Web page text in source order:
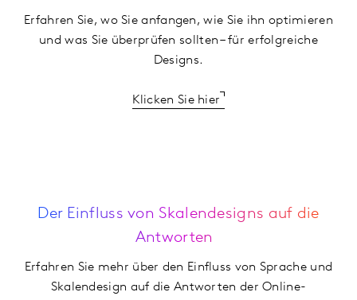
Erfahren Sie, wo Sie anfangen, wie Sie ihn optimieren
und was Sie überprüfen sollten – für erfolgreiche
Designs.
Klicken Sie hier
Der Einfluss von Skalendesigns auf die
Antworten
Erfahren Sie mehr über den Einfluss von Sprache und
Skalendesign auf die Antworten der Online-